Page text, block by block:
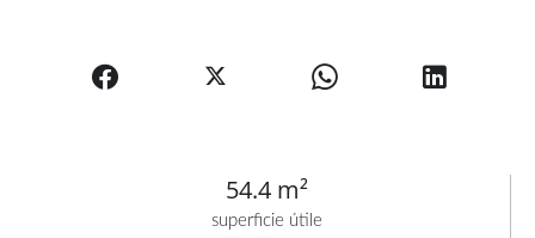
superficie útile
54.4 m²